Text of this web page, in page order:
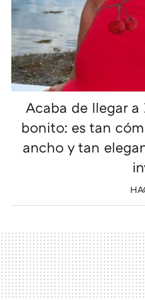
Acaba de llegar
bonito: es tan
ancho y tan